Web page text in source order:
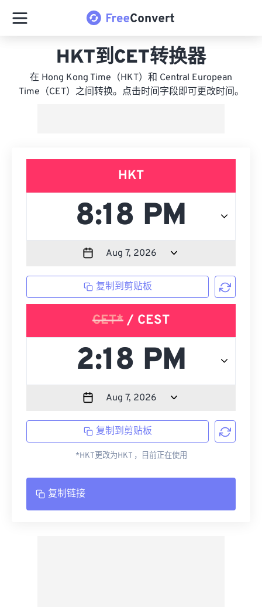
HKT到CET转换器
在 Hong Kong Time（HKT）和 Central European
Time（CET）之间转换。点击时间字段即可更改时间。
HKT
复制到剪贴板
CET* / CEST
复制到剪贴板
*HKT更改为HKT ，目前正在使用
复制链接